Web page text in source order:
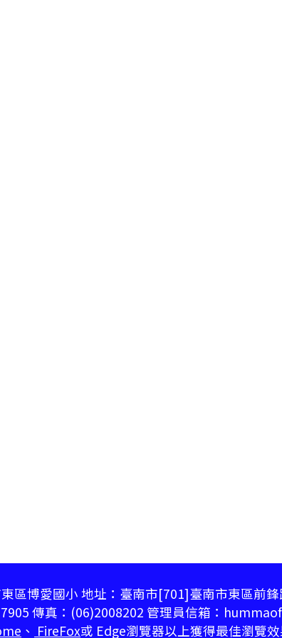
區博愛國小 地址：臺南市[701]臺南市東區前
傳真：(06)2008202 管理員信箱：
、 FireFox或 Edge瀏覽器以上獲得最佳瀏覽效